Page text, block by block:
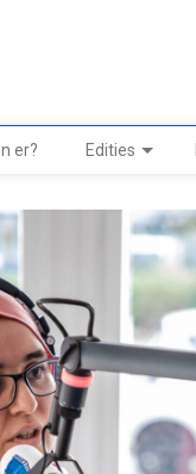
er? Edities